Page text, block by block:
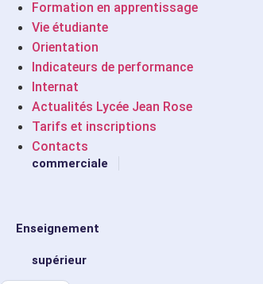
Gestion
administration
Logistique
Relation
commerciale
Enseignement
supérieur
Formation en apprentissage
Vie étudiante
Orientation
Indicateurs de performance
Internat
Actualités Lycée Jean Rose
Tarifs et inscriptions
Contacts